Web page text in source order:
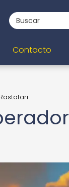
Contacto